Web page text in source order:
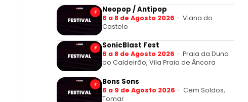
F Neopop / Antipop
6 a 8 de Agosto 2026
Viana do
Castelo
F SonicBlast Fest
6 a 8 de Agosto 2026
Praia da Duna
do Caldeirão, Vila Praia de Âncora
F Bons Sons
6 a 9 de Agosto 2026
Cem Soldos,
Tomar